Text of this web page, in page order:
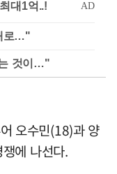
로…"
것이…"
오수민(18)과 양
에 나선다.